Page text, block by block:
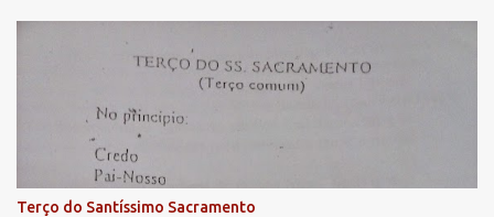
lágrimas. Eia, pois, Advogada nossa, estes vossos olhos
misericordiosos a nós volvei, e depois deste desterro, mostrai-nos
Jesus. Bendito é o fruto do vosso ventre, ó clemente, ó piedosa, ó
doce e sempre Virgem Maria. Rogai por nós Santa Mãe de Deus.
Para que sejamos dignos das promessas de Cristo. Amém.
Terço do Santíssimo Sacramento